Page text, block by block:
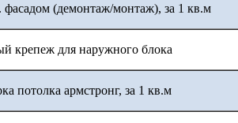
фасадом (демонтаж/монтаж), за 1 кв.м
крепеж для наружного блока
потолка армстронг, за 1 кв.м